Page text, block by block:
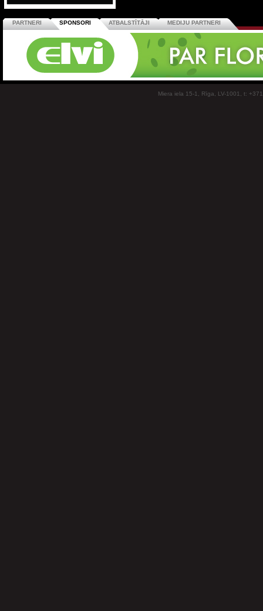
PARTNERI SPONSORI ATBALSTĪTĀJI MEDIJU PARTNERI
Miera iela 15-1, Rīga, LV-1001, t: